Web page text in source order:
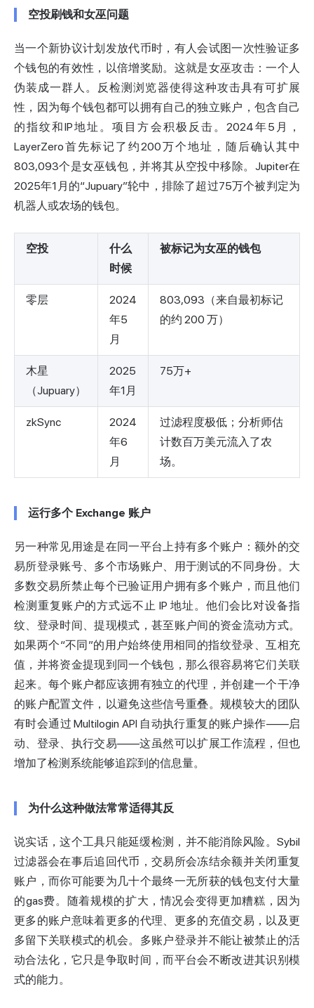
空投刷钱和女巫问题
当一个新协议计划发放代币时，有人会试图一次性验证多
个钱包的有效性，以倍增奖励。这就是女巫攻击：一个人
伪装成一群人。 反检测浏览器使得这种攻击具有可扩展
性，因为每个钱包都可以拥有自己的独立账户，包含自己
的指纹和IP地址。项目方会积极反击。2024年5月，
LayerZero首先标记了约200万个地址，随后确认其中
803,093个是女巫钱包，并将其从空投中移除。Jupiter在
2025年1月的“Jupuary”轮中，排除了超过75万个被判定为
机器人或农场的钱包。
空投
什么
时候
被标记为女巫的钱包
零层
2024
年5
月
803,093（来自最初标记
的约 200 万）
木星
（Jupuary）
2025
年1月
75万+
zkSync
2024
年6
月
过滤程度极低；分析师估
计数百万美元流入了农
场。
运行多个 Exchange 账户
另一种常见用途是在同一平台上持有多个账户：额外的交
易所登录账号、多个市场账户、用于测试的不同身份。大
多数交易所禁止每个已验证用户拥有多个账户，而且他们
检测重复账户的方式远不止 IP 地址。他们会比对设备指
纹、登录时间、提现模式，甚至账户间的资金流动方式。
如果两个“不同”的用户始终使用相同的指纹登录、互相充
值，并将资金提现到同一个钱包，那么很容易将它们关联
起来。每个账户都应该拥有独立的代理，并创建一个干净
的账户配置文件，以避免这些信号重叠。规模较大的团队
有时会通过 Multilogin API 自动执行重复的账户操作——启
动、登录、执行交易——这虽然可以扩展工作流程，但也
增加了检测系统能够追踪到的信息量。
为什么这种做法常常适得其反
说实话，这个工具只能延缓检测，并不能消除风险。Sybil
过滤器会在事后追回代币，交易所会冻结余额并关闭重复
账户，而你可能要为几十个最终一无所获的钱包支付大量
的gas费。随着规模的扩大，情况会变得更加糟糕，因为
更多的账户意味着更多的代理、更多的充值交易，以及更
多留下关联模式的机会。多账户登录并不能让被禁止的活
动合法化，它只是争取时间，而平台会不断改进其识别模
式的能力。